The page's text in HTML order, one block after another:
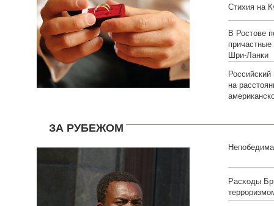
Стихия на
В Ростове
Шри-Ланки
на
ЗА РУБЕЖОМ
Расходы